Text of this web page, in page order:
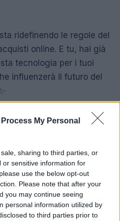
My Personal
sharing to third parties, or
or sensitive information for
use the below opt-out
Please note that after your
you may continue seeing
personal information utilized by
to third parties prior to
ridefinendo le regole del
online. E tu, hai già
tecnologia per i tuoi
influenzerà il futuro del